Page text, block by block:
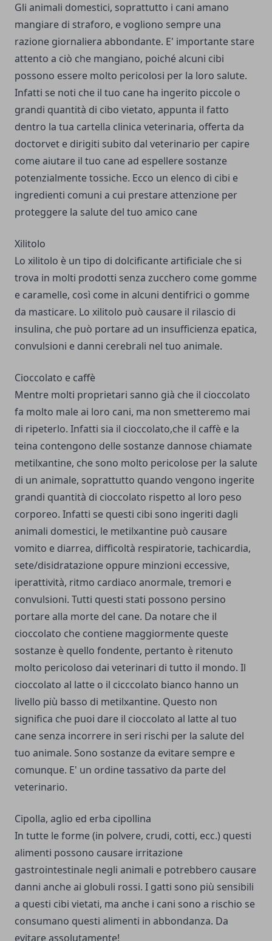
Gli animali domestici, soprattutto i cani amano
mangiare di straforo, e vogliono sempre una
razione giornaliera abbondante. E' importante stare
attento a ciò che mangiano, poiché alcuni cibi
possono essere molto pericolosi per la loro salute.
Infatti se noti che il tuo cane ha ingerito piccole o
grandi quantità di cibo vietato, appunta il fatto
dentro la tua cartella clinica veterinaria, offerta da
doctorvet e dirigiti subito dal veterinario per capire
come aiutare il tuo cane ad espellere sostanze
potenzialmente tossiche. Ecco un elenco di cibi e
ingredienti comuni a cui prestare attenzione per
proteggere la salute del tuo amico cane
Xilitolo
Lo xilitolo è un tipo di dolcificante artificiale che si
trova in molti prodotti senza zucchero come gomme
e caramelle, così come in alcuni dentifrici o gomme
da masticare. Lo xilitolo può causare il rilascio di
insulina, che può portare ad un insufficienza epatica,
convulsioni e danni cerebrali nel tuo animale.
Cioccolato e caffè
Mentre molti proprietari sanno già che il cioccolato
fa molto male ai loro cani, ma non smetteremo mai
di ripeterlo. Infatti sia il cioccolato,che il caffè e la
teina contengono delle sostanze dannose chiamate
metilxantine, che sono molto pericolose per la salute
di un animale, soprattutto quando vengono ingerite
grandi quantità di cioccolato rispetto al loro peso
corporeo. Infatti se questi cibi sono ingeriti dagli
animali domestici, le metilxantine può causare
vomito e diarrea, difficoltà respiratorie, tachicardia,
sete/disidratazione oppure minzioni eccessive,
iperattività, ritmo cardiaco anormale, tremori e
convulsioni. Tutti questi stati possono persino
portare alla morte del cane. Da notare che il
cioccolato che contiene maggiormente queste
sostanze è quello fondente, pertanto è ritenuto
molto pericoloso dai veterinari di tutto il mondo. Il
cioccolato al latte o il cicccolato bianco hanno un
livello più basso di metilxantine. Questo non
significa che puoi dare il cioccolato al latte al tuo
cane senza incorrere in seri rischi per la salute del
tuo animale. Sono sostanze da evitare sempre e
comunque. E' un ordine tassativo da parte del
veterinario.
Cipolla, aglio ed erba cipollina
In tutte le forme (in polvere, crudi, cotti, ecc.) questi
alimenti possono causare irritazione
gastrointestinale negli animali e potrebbero causare
danni anche ai globuli rossi. I gatti sono più sensibili
a questi cibi vietati, ma anche i cani sono a rischio se
consumano questi alimenti in abbondanza. Da
evitare assolutamente!